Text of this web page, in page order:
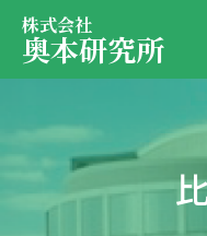
株式会社
奥本研究所
会社・決算情報